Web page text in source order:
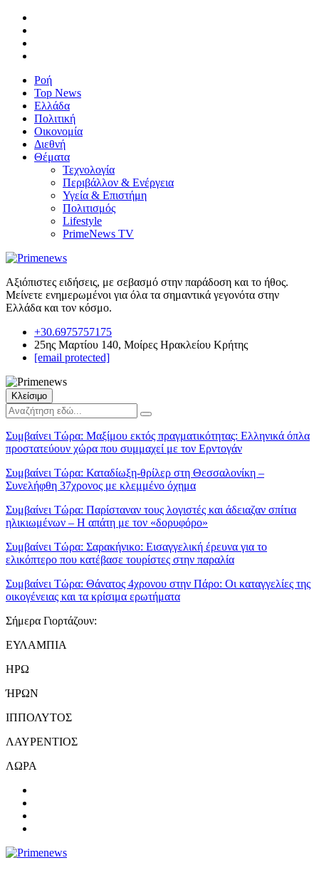
Ροή
Top News
Ελλάδα
Πολιτική
Οικονομία
Διεθνή
Θέματα
Τεχνολογία
Περιβάλλον & Ενέργεια
Υγεία & Επιστήμη
Πολιτισμός
Lifestyle
PrimeNews TV
Αξιόπιστες ειδήσεις, με σεβασμό στην παράδοση και το ήθος.
Μείνετε ενημερωμένοι για όλα τα σημαντικά γεγονότα στην
Ελλάδα και τον κόσμο.
+30.6975757175
25ης Μαρτίου 140, Μοίρες Ηρακλείου Κρήτης
[email protected]
Κλείσιμο
Συμβαίνει Τώρα: Μαξίμου εκτός πραγματικότητας: Ελληνικά όπλα
προστατεύουν χώρα που συμμαχεί με τον Ερντογάν
Συμβαίνει Τώρα: Καταδίωξη-θρίλερ στη Θεσσαλονίκη –
Συνελήφθη 37χρονος με κλεμμένο όχημα
Συμβαίνει Τώρα: Παρίσταναν τους λογιστές και άδειαζαν σπίτια
ηλικιωμένων – Η απάτη με τον «δορυφόρο»
Συμβαίνει Τώρα: Σαρακήνικο: Εισαγγελική έρευνα για το
ελικόπτερο που κατέβασε τουρίστες στην παραλία
Συμβαίνει Τώρα: Θάνατος 4χρονου στην Πάρο: Οι καταγγελίες της
οικογένειας και τα κρίσιμα ερωτήματα
Σήμερα Γιορτάζουν:
ΕΥΛΑΜΠΙΑ
ΗΡΩ
ΉΡΩΝ
ΙΠΠΟΛΥΤΟΣ
ΛΑΥΡΕΝΤΙΟΣ
ΛΩΡΑ